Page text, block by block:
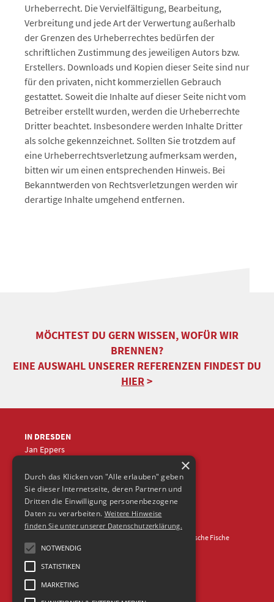
Urheberrecht. Die Vervielfältigung, Bearbeitung,
Verbreitung und jede Art der Verwertung außerhalb
der Grenzen des Urheberrechtes bedürfen der
schriftlichen Zustimmung des jeweiligen Autors bzw.
Erstellers. Downloads und Kopien dieser Seite sind nur
für den privaten, nicht kommerziellen Gebrauch
gestattet. Soweit die Inhalte auf dieser Seite nicht vom
Betreiber erstellt wurden, werden die Urheberrechte
Dritter beachtet. Insbesondere werden Inhalte Dritter
als solche gekennzeichnet. Sollten Sie trotzdem auf
eine Urheberrechtsverletzung aufmerksam werden,
bitten wir um einen entsprechenden Hinweis. Bei
Bekanntwerden von Rechtsverletzungen werden wir
derartige Inhalte umgehend entfernen.
MÖCHTEST DU GERN WISSEN, WOFÜR WIR
BRENNEN?
EINE AUSWAHL UNSERER REFERENZEN FINDEST DU
HIER>
IN DRESDEN
Jan Eppers
jep@frische-fische.com
© 2026 Agentur Frische Fische
×
Durch das Klicken von "Alle erlauben" geben
Sie dieser Internetseite, deren Partnern und
Dritten die Einwilligung personenbezogene
Daten zu verarbeiten. Weitere Hinweise
finden Sie unter unserer Datenschutzerklärung.
NOTWENDIG
STATISTIKEN
MARKETING